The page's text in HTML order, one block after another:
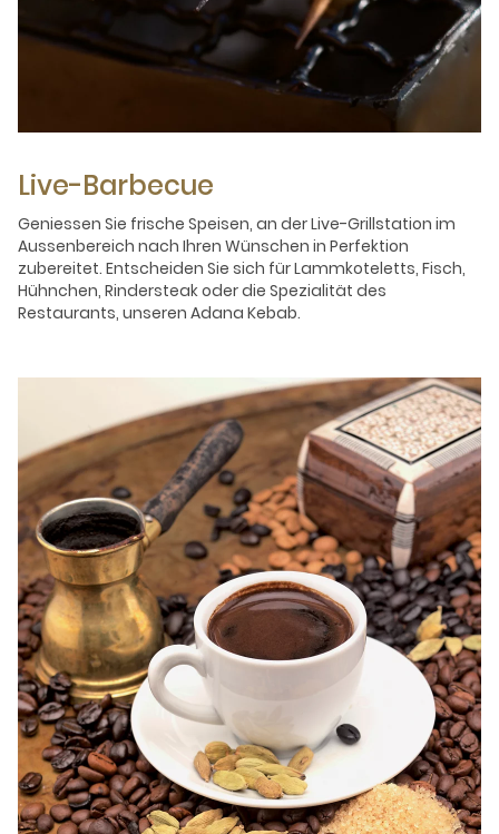
Live-Barbecue
Geniessen Sie frische Speisen, an der Live-Grillstation im
Aussenbereich nach Ihren Wünschen in Perfektion
zubereitet. Entscheiden Sie sich für Lammkoteletts, Fisch,
Hühnchen, Rindersteak oder die Spezialität des
Restaurants, unseren Adana Kebab.